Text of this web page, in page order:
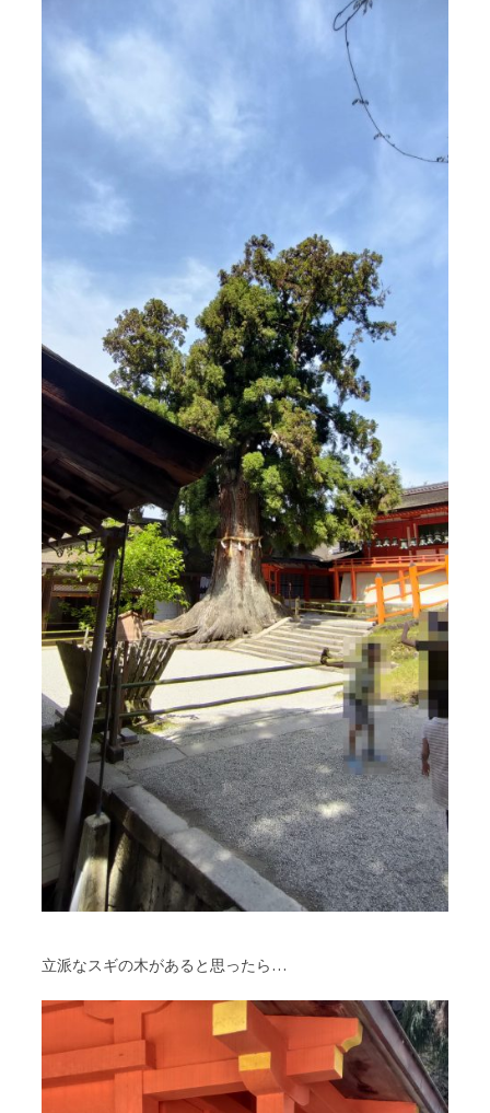
立派なスギの木があると思ったら…